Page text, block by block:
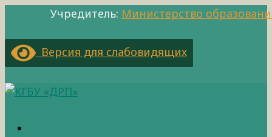
Учредитель: Министерство
Версия для слабовидящих